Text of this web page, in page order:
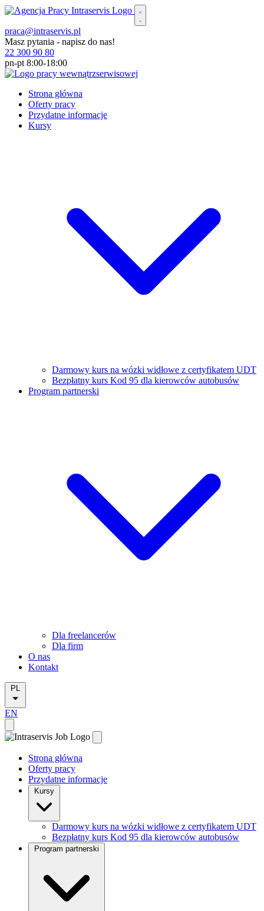
praca@intraservis.pl
Masz pytania - napisz do nas!
22 300 90 80
pn-pt 8:00-18:00
Strona główna
Oferty pracy
Przydatne informacje
Kursy
Darmowy kurs na wózki widłowe z certyfikatem UDT
Bezpłatny kurs Kod 95 dla kierowców autobusów
Program partnerski
Dla freelancerów
Dla firm
O nas
Kontakt
PL
EN
Strona główna
Oferty pracy
Przydatne informacje
Darmowy kurs na wózki widłowe z certyfikatem UDT
Bezpłatny kurs Kod 95 dla kierowców autobusów